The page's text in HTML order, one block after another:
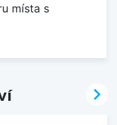
místa s
